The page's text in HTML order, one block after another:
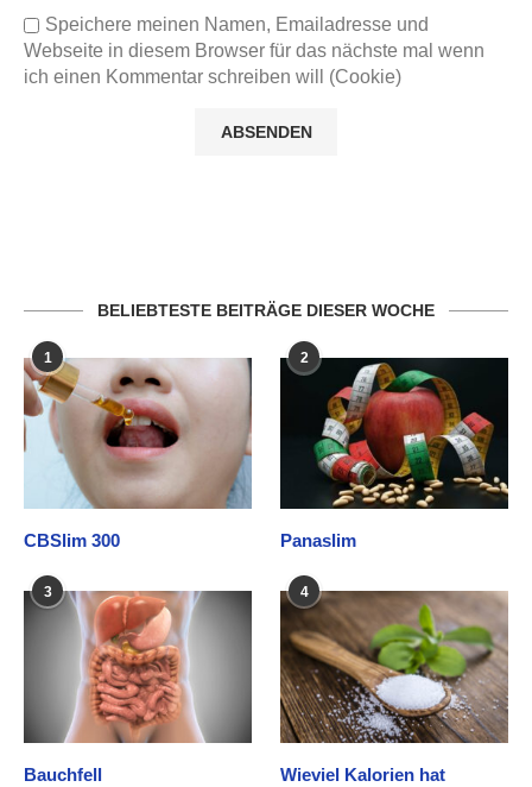
Speichere meinen Namen, Emailadresse und
Webseite in diesem Browser für das nächste mal wenn
ich einen Kommentar schreiben will (Cookie)
BELIEBTESTE BEITRÄGE DIESER WOCHE
1
CBSlim 300
2
Panaslim
3
Bauchfell
4
Wieviel Kalorien hat